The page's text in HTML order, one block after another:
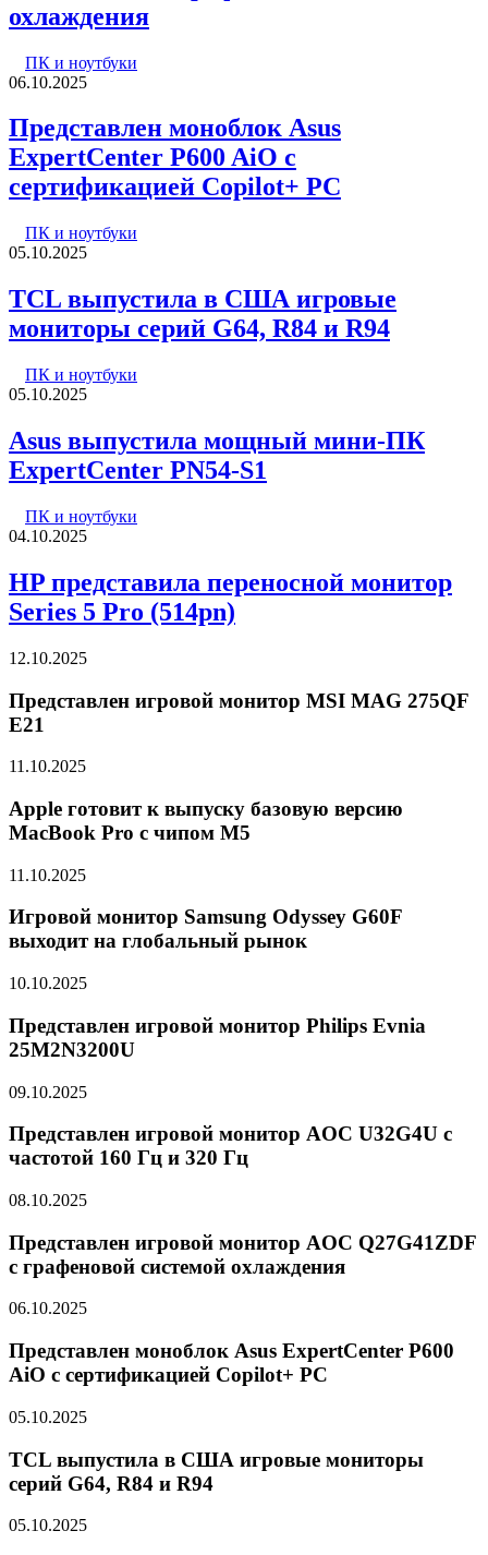
охлаждения
ПК и ноутбуки
06.10.2025
Представлен моноблок Asus
ExpertCenter P600 AiO с
сертификацией Copilot+ PC
ПК и ноутбуки
05.10.2025
TCL выпустила в США игровые
мониторы серий G64, R84 и R94
ПК и ноутбуки
05.10.2025
Asus выпустила мощный мини-ПК
ExpertCenter PN54-S1
ПК и ноутбуки
04.10.2025
HP представила переносной монитор
Series 5 Pro (514pn)
12.10.2025
Представлен игровой монитор MSI MAG 275QF
E21
11.10.2025
Apple готовит к выпуску базовую версию
MacBook Pro с чипом M5
11.10.2025
Игровой монитор Samsung Odyssey G60F
выходит на глобальный рынок
10.10.2025
Представлен игровой монитор Philips Evnia
25M2N3200U
09.10.2025
Представлен игровой монитор AOC U32G4U с
частотой 160 Гц и 320 Гц
08.10.2025
Представлен игровой монитор AOC Q27G41ZDF
с графеновой системой охлаждения
06.10.2025
Представлен моноблок Asus ExpertCenter P600
AiO с сертификацией Copilot+ PC
05.10.2025
TCL выпустила в США игровые мониторы
серий G64, R84 и R94
05.10.2025